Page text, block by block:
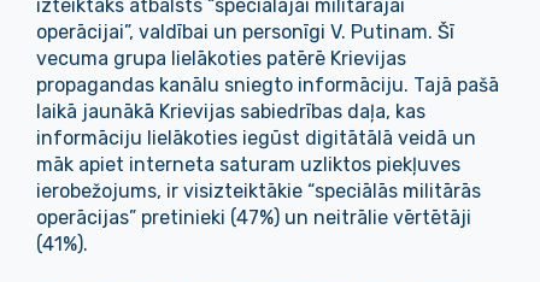
izteiktāks atbalsts “speciālajai militārajai
operācijai”, valdībai un personīgi V. Putinam. Šī
vecuma grupa lielākoties patērē Krievijas
propagandas kanālu sniegto informāciju. Tajā pašā
laikā jaunākā Krievijas sabiedrības daļa, kas
informāciju lielākoties iegūst digitātālā veidā un
māk apiet interneta saturam uzliktos piekļuves
ierobežojums, ir visizteiktākie “speciālās militārās
operācijas” pretinieki (47%) un neitrālie vērtētāji
(41%).